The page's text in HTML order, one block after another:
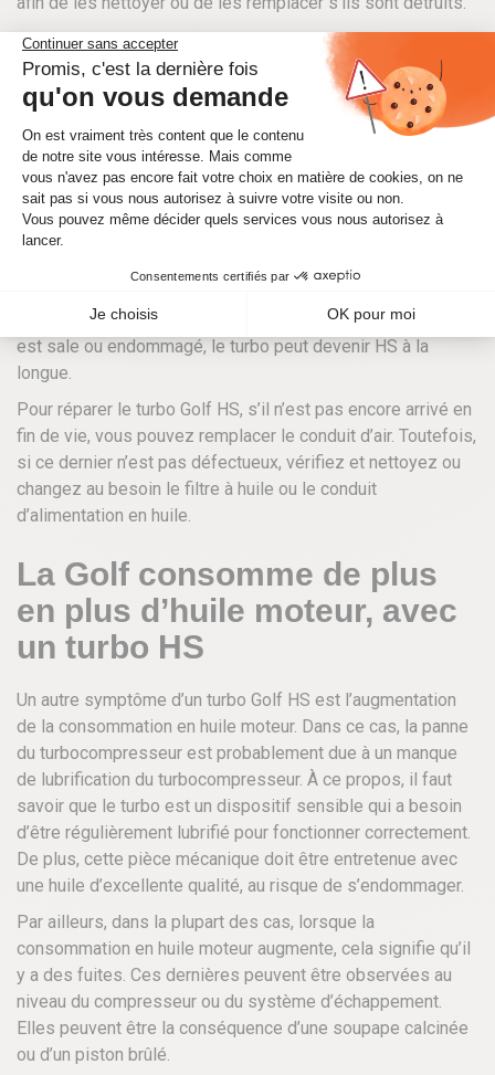
Le véhicule manque de
puissance durant les phases
d’accélération
Lorsque le turbo Golf est HS, on peut observer une
diminution ou un manque de puissance du moteur. Cela se
produit durant les phases d’accélération qui sont des
moments où le turbo est véritablement sollicité. Ce
une faible lubrification du turbo. Aussi, lorsque le filtre à air
est sale ou endommagé, le turbo peut devenir HS à la
longue.
Pour réparer le turbo Golf HS, s’il n’est pas encore arrivé en
fin de vie, vous pouvez remplacer le conduit d’air. Toutefois,
si ce dernier n’est pas défectueux, vérifiez et nettoyez ou
changez au besoin le filtre à huile ou le conduit
d’alimentation en huile.
La Golf consomme de plus
en plus d’huile moteur, avec
un turbo HS
Un autre symptôme d’un turbo Golf HS est l’augmentation
de la consommation en huile moteur. Dans ce cas, la panne
du turbocompresseur est probablement due à un manque
de lubrification du turbocompresseur. À ce propos, il faut
savoir que le turbo est un dispositif sensible qui a besoin
d’être régulièrement lubrifié pour fonctionner correctement.
De plus, cette pièce mécanique doit être entretenue avec
une huile d’excellente qualité, au risque de s’endommager.
Par ailleurs, dans la plupart des cas, lorsque la
consommation en huile moteur augmente, cela signifie qu’il
y a des fuites. Ces dernières peuvent être observées au
niveau du compresseur ou du système d’échappement.
Elles peuvent être la conséquence d’une soupape calcinée
ou d’un piston brûlé.